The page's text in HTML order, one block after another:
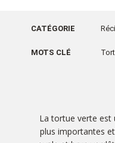
CATÉGORIE
MOTS CLÉ
La tortue verte est
plus importantes